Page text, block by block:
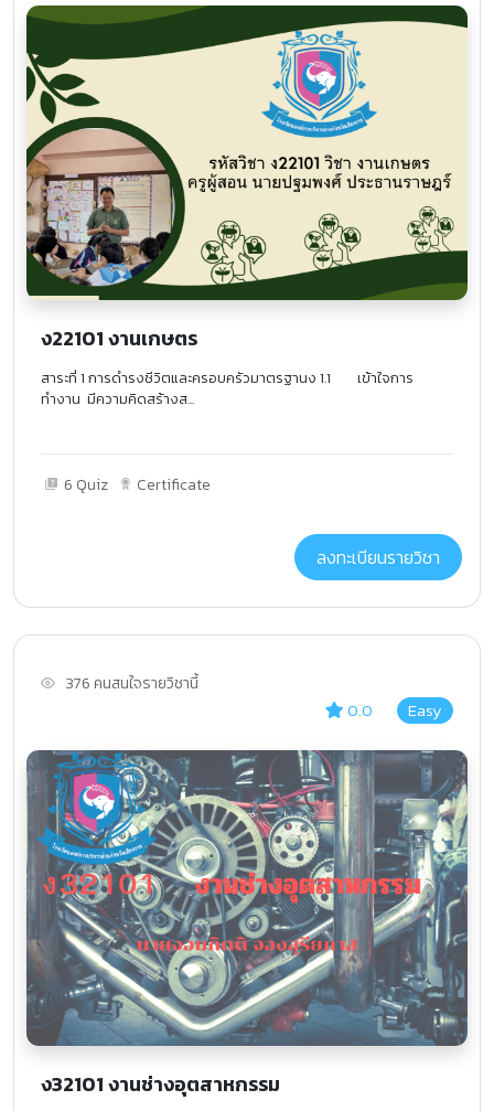
ง22101 งานเกษตร
สาระที่ 1 การดำรงชีวิตและครอบครัวมาตรฐานง 1.1 เข้าใจการ
ทำงาน มีความคิดสร้างส...
6 Quiz Certificate
ลงทะเบียนรายวิชา
376 คนสนใจรายวิชานี้
0.0 Easy
ง32101 งานช่างอุตสาหกรรม